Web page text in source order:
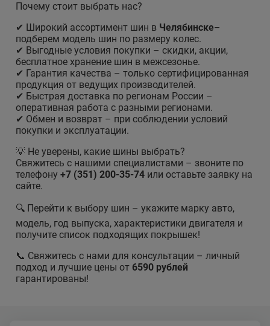
Почему стоит выбрать нас?
✔ Широкий ассортимент шин в Челябинске–
подберем модель шин по размеру колес.
✔ Выгодные условия покупки – скидки, акции,
бесплатное хранение шин в межсезонье.
✔ Гарантия качества – только сертифицированная
продукция от ведущих производителей.
✔ Быстрая доставка по регионам России –
оперативная работа с разными регионами.
✔ Обмен и возврат – при соблюдении условий
покупки и эксплуатации.
💡 Не уверены, какие шины выбрать?
Свяжитесь с нашими специалистами – звоните по
телефону +7 (351) 200-35-74 или оставьте заявку на
сайте.
🔍 Перейти к выбору шин – укажите марку авто,
модель, год выпуска, характеристики двигателя и
получите список подходящих покрышек!
📞 Свяжитесь с нами для консультации – личный
подход и лучшие цены от 6590 рублей
гарантированы!